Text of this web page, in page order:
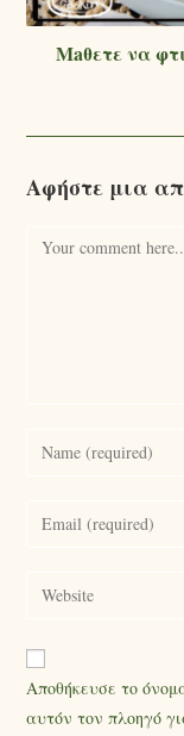
Μaθετε να
Αφήστε μια
Αποθήκευσε το
αυτόν τον πλοηγό